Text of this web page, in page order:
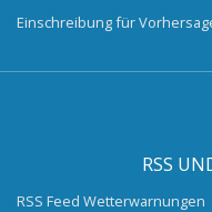
Einschreibung für
RSS
RSS Feed Wetterwarnungen